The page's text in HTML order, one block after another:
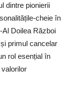
dintre pionierii
cheie în
Doilea Război
primul cancelar
rol esențial în